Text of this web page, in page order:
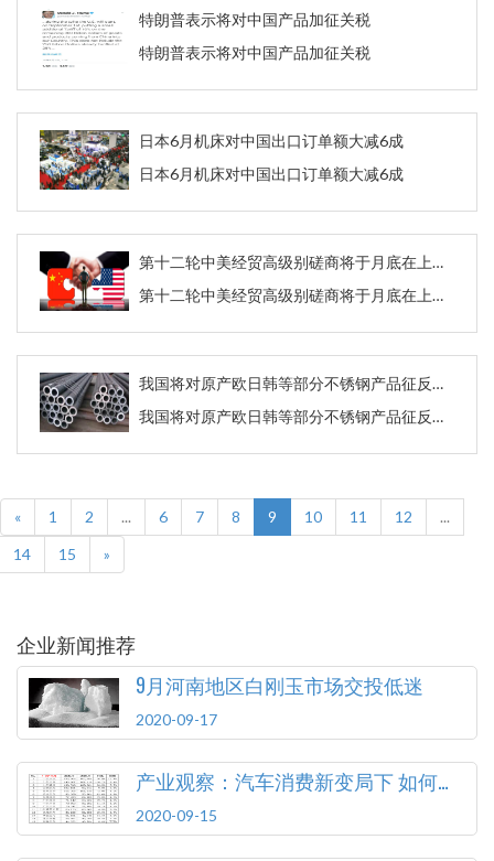
特朗普表示将对中国产品加征关税
特朗普表示将对中国产品加征关税
日本6月机床对中国出口订单额大减6成
日本6月机床对中国出口订单额大减6成
第十二轮中美经贸高级别磋商将于月底在上海举行
第十二轮中美经贸高级别磋商将于月底在上海举行
我国将对原产欧日韩等部分不锈钢产品征反倾销税
我国将对原产欧日韩等部分不锈钢产品征反倾销税
« 1 2 ... 6 7 8 9 10 11 12
...
14
15 »
企业新闻推荐
9月河南地区白刚玉市场交投低迷
2020-09-17
产业观察：汽车消费新变局下 如何顺应变化释放潜力
2020-09-15